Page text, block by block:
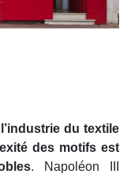
l’industrie du textile
des motifs est
. Napoléon III